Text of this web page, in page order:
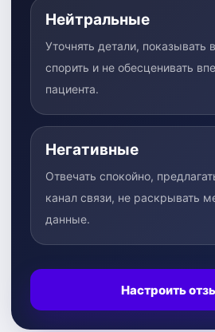
Нейтральные
Уточнять детали, показывать
спорить и не обесценивать
пациента.
Негативные
Отвечать спокойно,
канал связи, не раскрывать
данные.
Настроить